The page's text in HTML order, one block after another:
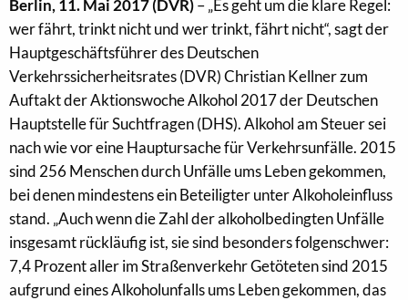
Berlin, 11. Mai 2017 (DVR)– „Es geht um die klare Regel:
wer fährt, trinkt nicht und wer trinkt, fährt nicht“, sagt der
Hauptgeschäftsführer des Deutschen
Verkehrssicherheitsrates (DVR) Christian Kellner zum
Auftakt der Aktionswoche Alkohol 2017 der Deutschen
Hauptstelle für Suchtfragen (DHS). Alkohol am Steuer sei
nach wie vor eine Hauptursache für Verkehrsunfälle. 2015
sind 256 Menschen durch Unfälle ums Leben gekommen,
bei denen mindestens ein Beteiligter unter Alkoholeinfluss
stand. „Auch wenn die Zahl der alkoholbedingten Unfälle
insgesamt rückläufig ist, sie sind besonders folgenschwer:
7,4 Prozent aller im Straßenverkehr Getöteten sind 2015
aufgrund eines Alkoholunfalls ums Leben gekommen, das